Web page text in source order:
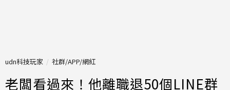
udn科技玩家 社群/APP/網紅
老闆看過來！他離職退50個LINE群